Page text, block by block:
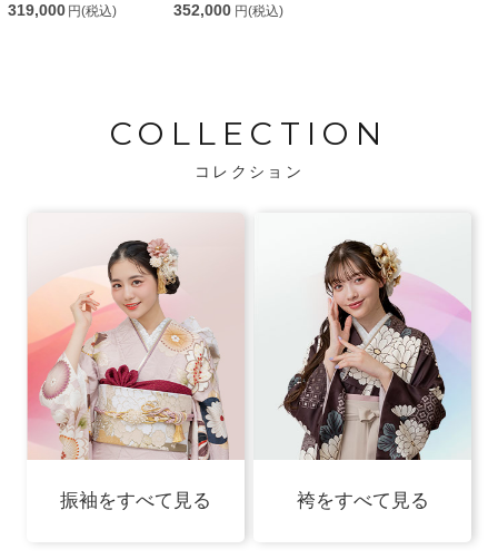
319,000 円(税込) 352,000 円(税込)
COLLECTION
コレクション
振袖をすべて見る 袴をすべて見る